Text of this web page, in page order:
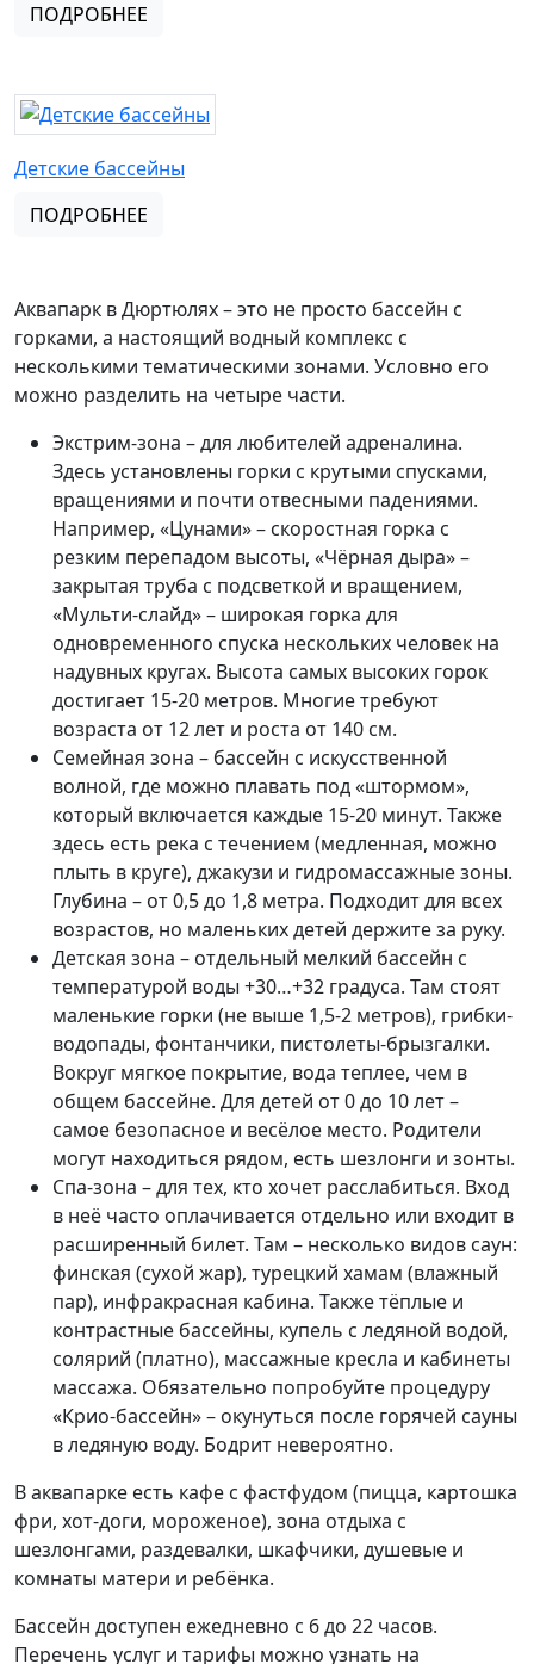
ПОДРОБНЕЕ
Детские бассейны
ПОДРОБНЕЕ
Аквапарк в Дюртюлях – это не просто бассейн с
горками, а настоящий водный комплекс с
несколькими тематическими зонами. Условно его
можно разделить на четыре части.
Экстрим-зона – для любителей адреналина.
Здесь установлены горки с крутыми спусками,
вращениями и почти отвесными падениями.
Например, «Цунами» – скоростная горка с
резким перепадом высоты, «Чёрная дыра» –
закрытая труба с подсветкой и вращением,
«Мульти-слайд» – широкая горка для
одновременного спуска нескольких человек на
надувных кругах. Высота самых высоких горок
достигает 15-20 метров. Многие требуют
возраста от 12 лет и роста от 140 см.
Семейная зона – бассейн с искусственной
волной, где можно плавать под «штормом»,
который включается каждые 15-20 минут. Также
здесь есть река с течением (медленная, можно
плыть в круге), джакузи и гидромассажные зоны.
Глубина – от 0,5 до 1,8 метра. Подходит для всех
возрастов, но маленьких детей держите за руку.
Детская зона – отдельный мелкий бассейн с
температурой воды +30…+32 градуса. Там стоят
маленькие горки (не выше 1,5-2 метров), грибки-
водопады, фонтанчики, пистолеты-брызгалки.
Вокруг мягкое покрытие, вода теплее, чем в
общем бассейне. Для детей от 0 до 10 лет –
самое безопасное и весёлое место. Родители
могут находиться рядом, есть шезлонги и зонты.
Спа-зона – для тех, кто хочет расслабиться. Вход
в неё часто оплачивается отдельно или входит в
расширенный билет. Там – несколько видов саун:
финская (сухой жар), турецкий хамам (влажный
пар), инфракрасная кабина. Также тёплые и
контрастные бассейны, купель с ледяной водой,
солярий (платно), массажные кресла и кабинеты
массажа. Обязательно попробуйте процедуру
«Крио-бассейн» – окунуться после горячей сауны
в ледяную воду. Бодрит невероятно.
В аквапарке есть кафе с фастфудом (пицца, картошка
фри, хот-доги, мороженое), зона отдыха с
шезлонгами, раздевалки, шкафчики, душевые и
комнаты матери и ребёнка.
Бассейн доступен ежедневно с 6 до 22 часов.
Перечень услуг и тарифы можно узнать на